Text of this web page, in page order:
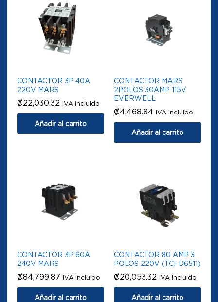
CONTACTOR 3P 40A
220V MARS
₡22,030.32 IVA incluido
Añadir al carrito
CONTACTOR MARS
2POLOS 30AMP 115V
EVERWELL
₡4,468.84 IVA incluido
Añadir al carrito
CONTACTOR 3P 60A
240V MARS
₡84,799.87 IVA incluido
Añadir al carrito
CONTACTOR 80 AMP 3
POLOS 220V (TCI-D6511)
₡20,053.32 IVA incluido
Añadir al carrito